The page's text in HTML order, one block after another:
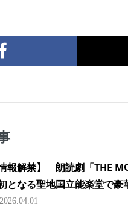
情報解禁】 朗読劇「THE
となる聖地国立能楽堂で豪
2026.04.01